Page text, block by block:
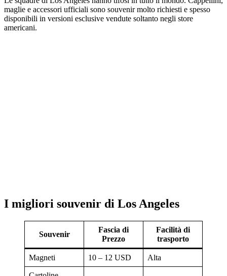
maglie e accessori ufficiali sono souvenir molto richiesti e spesso
disponibili in versioni esclusive vendute soltanto negli store
americani.
I migliori souvenir di Los Angeles
Souvenir
Fascia di
Prezzo
Facilità di
trasporto
Magneti 10 – 12 USD Alta